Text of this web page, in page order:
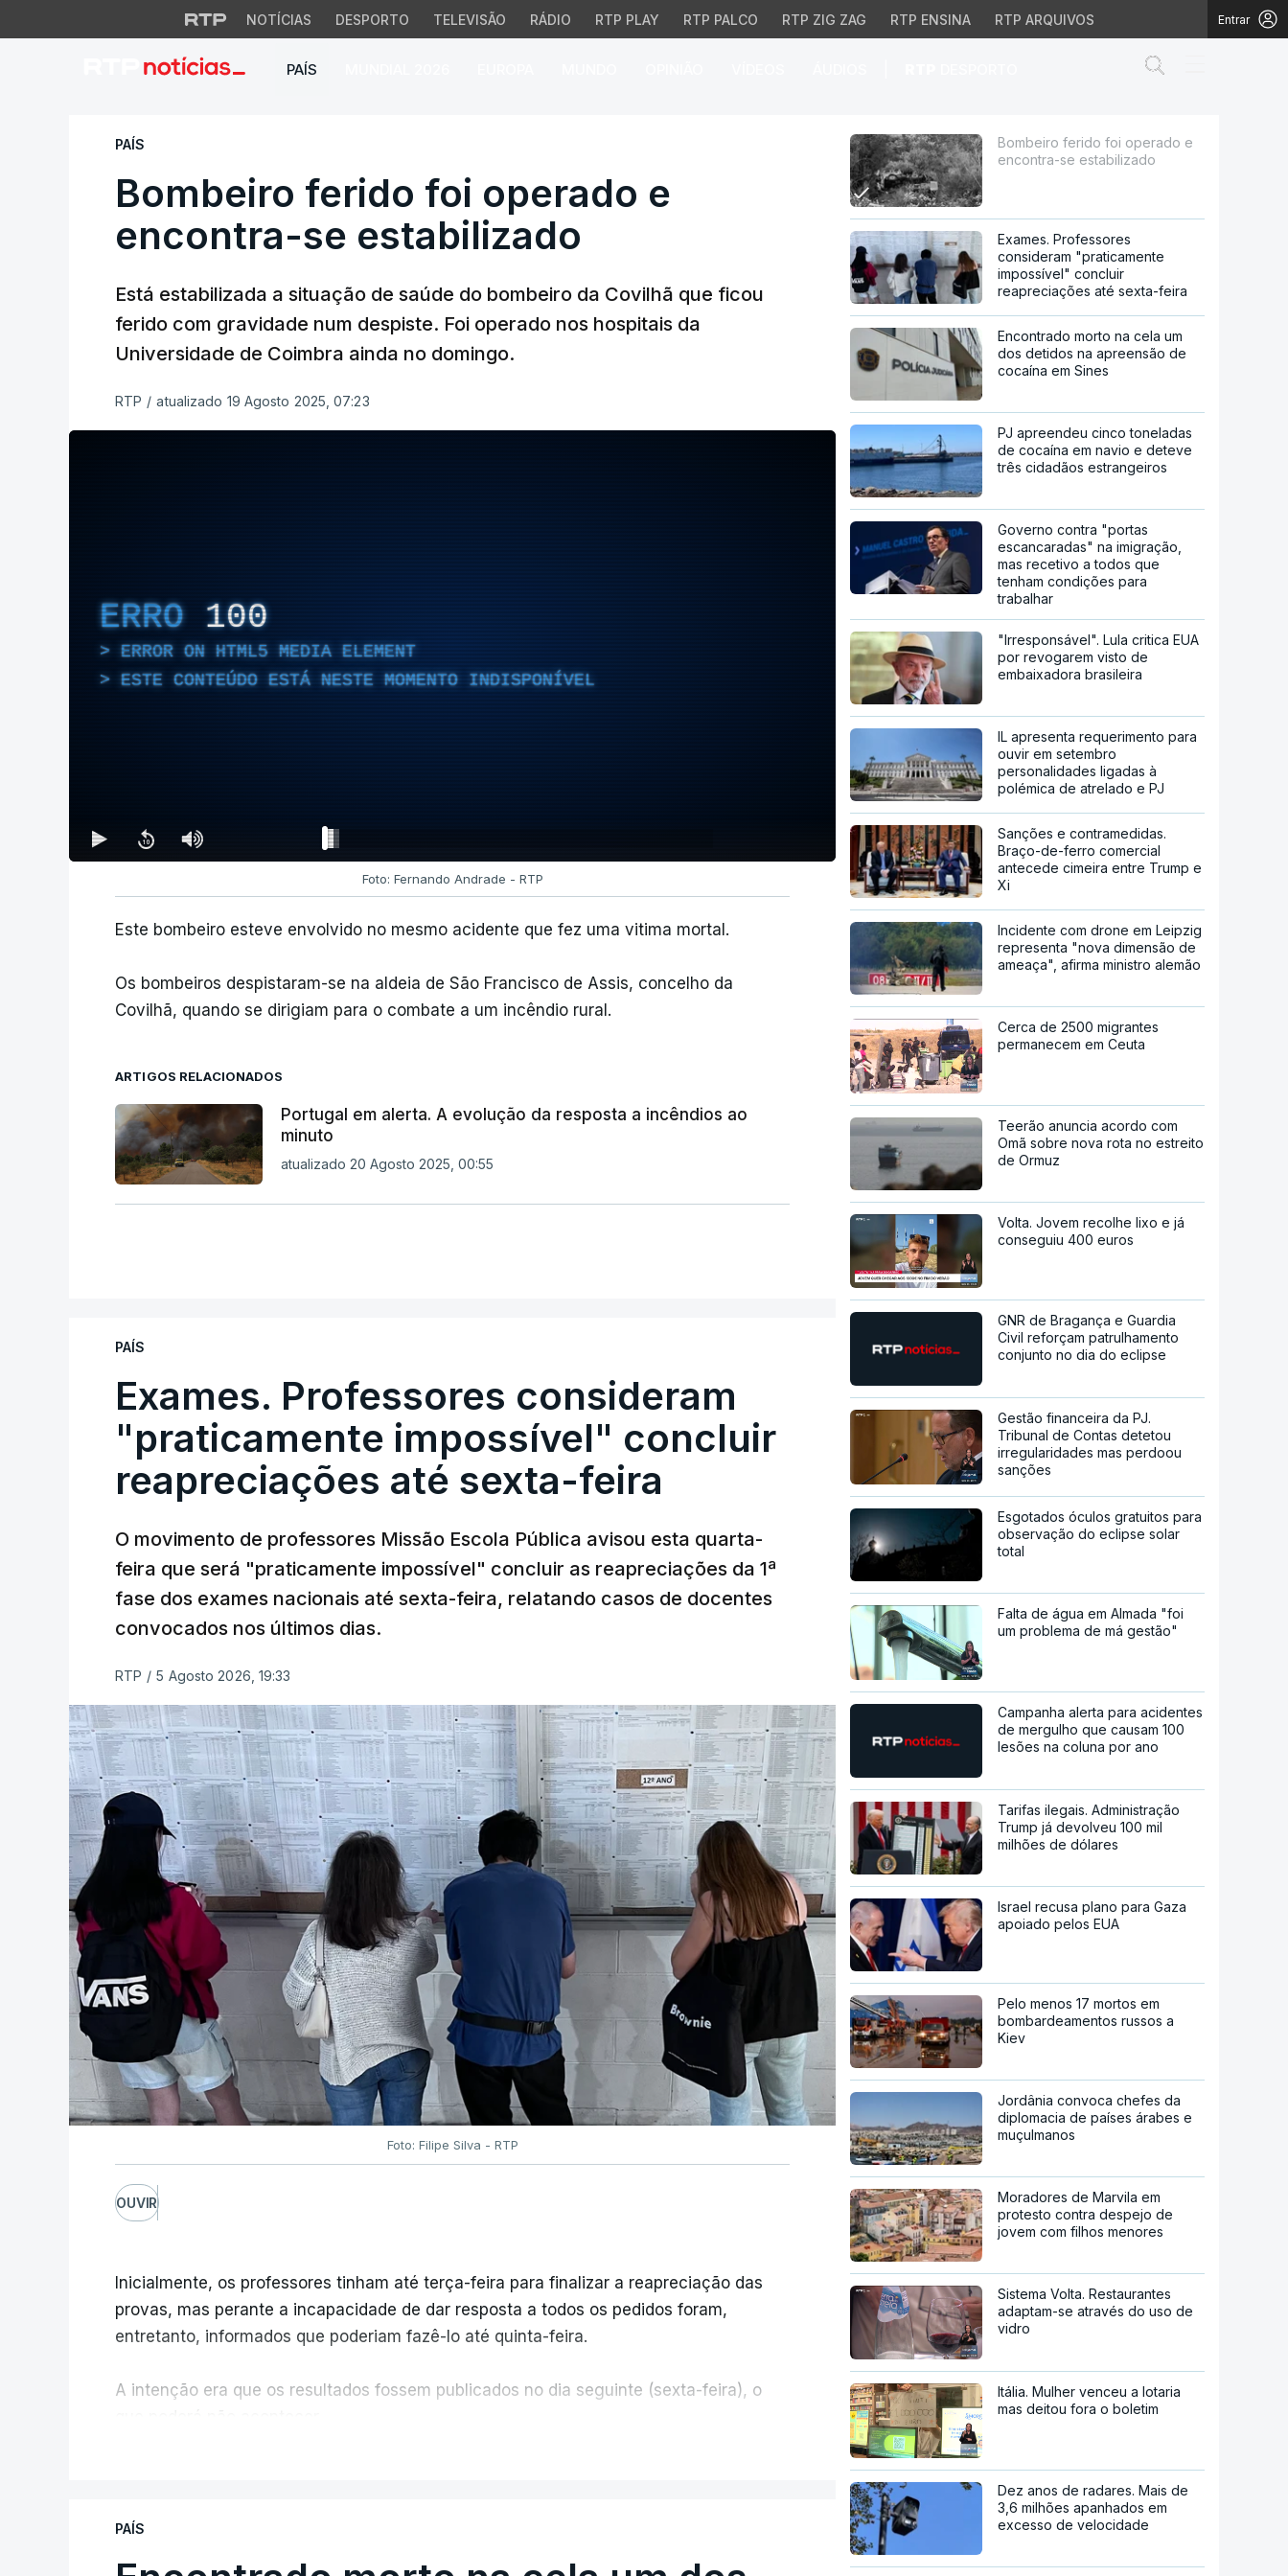
NOTÍCIAS DESPORTO TELEVISÃO RÁDIO RTP PLAY RTP PALCO RTP ZIG ZAG RTP ENSINA RTP ARQUIVOS Entrar
PAÍS
Bombeiro ferido foi operado e encontra-se estabilizado
PAÍS
Bombeiro ferido foi operado e
encontra-se estabilizado
Está estabilizada a situação de saúde do bombeiro da Covilhã que ficou
ferido com gravidade num despiste. Foi operado nos hospitais da
Universidade de Coimbra ainda no domingo.
RTP / atualizado 19 Agosto 2025, 07:23
ERRO 100
ERROR ON HTML5 MEDIA ELEMENT
ESTE CONTEÚDO ESTÁ NESTE MOMENTO INDISPONÍVEL
Foto: Fernando Andrade - RTP
Este bombeiro esteve envolvido no mesmo acidente que fez uma vitima mortal.
Os bombeiros despistaram-se na aldeia de São Francisco de Assis, concelho da
Covilhã, quando se dirigiam para o combate a um incêndio rural.
ARTIGOS RELACIONADOS
Portugal em alerta. A evolução da resposta a incêndios ao
minuto
atualizado 20 Agosto 2025, 00:55
PAÍS
Exames. Professores consideram
"praticamente impossível" concluir
reapreciações até sexta-feira
O movimento de professores Missão Escola Pública avisou esta quarta-
feira que será "praticamente impossível" concluir as reapreciações da 1ª
fase dos exames nacionais até sexta-feira, relatando casos de docentes
convocados nos últimos dias.
RTP / 5 Agosto 2026, 19:33
Foto: Filipe Silva - RTP
OUVIR
Inicialmente, os professores tinham até terça-feira para finalizar a reapreciação das
provas, mas perante a incapacidade de dar resposta a todos os pedidos foram,
entretanto, informados que poderiam fazê-lo até quinta-feira.
A intenção era que os resultados fossem publicados no dia seguinte (sexta-feira), o
que o processo esteja concluído a tempo.
PAÍS
Bombeiro ferido foi operado e
encontra-se estabilizado
Exames. Professores
consideram "praticamente
impossível" concluir
reapreciações até sexta-feira
Encontrado morto na cela um
dos detidos na apreensão de
cocaína em Sines
PJ apreendeu cinco toneladas
de cocaína em navio e deteve
três cidadãos estrangeiros
Governo contra "portas
escancaradas" na imigração,
mas recetivo a todos que
tenham condições para
trabalhar
"Irresponsável". Lula critica EUA
por revogarem visto de
embaixadora brasileira
IL apresenta requerimento para
ouvir em setembro
personalidades ligadas à
polémica de atrelado e PJ
Sanções e contramedidas.
Braço-de-ferro comercial
antecede cimeira entre Trump e
Xi
Incidente com drone em Leipzig
representa "nova dimensão de
ameaça", afirma ministro alemão
Cerca de 2500 migrantes
permanecem em Ceuta
Teerão anuncia acordo com
Omã sobre nova rota no estreito
de Ormuz
Volta. Jovem recolhe lixo e já
conseguiu 400 euros
GNR de Bragança e Guardia
Civil reforçam patrulhamento
conjunto no dia do eclipse
Gestão financeira da PJ.
Tribunal de Contas detetou
irregularidades mas perdoou
sanções
Esgotados óculos gratuitos para
observação do eclipse solar
total
Falta de água em Almada "foi
um problema de má gestão"
Campanha alerta para acidentes
de mergulho que causam 100
lesões na coluna por ano
Tarifas ilegais. Administração
Trump já devolveu 100 mil
milhões de dólares
Israel recusa plano para Gaza
apoiado pelos EUA
Pelo menos 17 mortos em
bombardeamentos russos a
Kiev
Jordânia convoca chefes da
diplomacia de países árabes e
muçulmanos
Moradores de Marvila em
protesto contra despejo de
jovem com filhos menores
Sistema Volta. Restaurantes
adaptam-se através do uso de
vidro
Itália. Mulher venceu a lotaria
mas deitou fora o boletim
Dez anos de radares. Mais de
3,6 milhões apanhados em
excesso de velocidade